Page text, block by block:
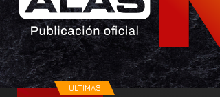
ULTIMAS